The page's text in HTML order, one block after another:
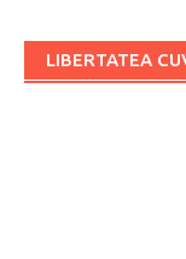
LIBERTATEA